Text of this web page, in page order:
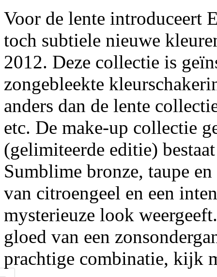
Voor de lente introduceert
toch subtiele nieuwe
2012. Deze collectie is
zongebleekte
anders dan de lente
etc. De make-up collectie
(gelimiteerde editie)
Sumblime bronze, taupe
van citroengeel en een
mysterieuze look
gloed van een
prachtige combinatie, kijk